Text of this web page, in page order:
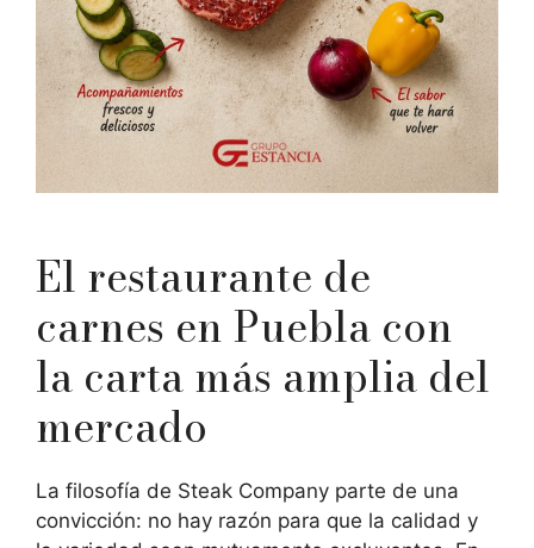
El restaurante de
carnes en Puebla con
la carta más amplia del
mercado
La filosofía de Steak Company parte de una
convicción: no hay razón para que la calidad y